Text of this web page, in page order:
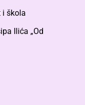
i škola
Ilića „Od